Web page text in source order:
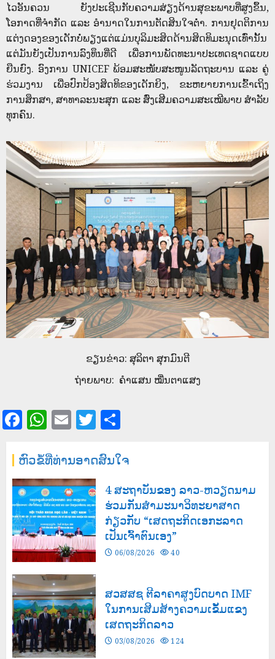
ໄວອັນຄວນ ຍັງປະເຊີນກັບຄວາມສ່ຽງດ້ານສຸຂະພາບທີ່ສູງຂຶ້ນ,
ໂອກາດທີ່ຈໍາກັດ ແລະ ອໍານາດໃນການຕັດສິນໃຈຕໍ່າ. ການ​ຢຸດຕິ​ການ​
ແຕ່ງດອງ​ຂອງ​ເດັກ​ບໍ່​ພຽງ​ແຕ່​ແມ່ນ​ບຸລິມະສິດ​ດ້ານ​ສິດທິ​ມະນຸດ​ເທົ່າ​ນັ້ນ
ແຕ່ມັນ​ຍັງ​ເປັນ​ການ​ລົງທຶນ​ທີ່​ດີ ​ເພື່ອ​ການພັດທະນາ​ປະ​ເທດ​ຊາດ​ແບບ​
ຍືນ​ຍົງ. ອົງການ UNICEF ພ້ອມສະໜັບສະໜູນລັດຖະບານ ແລະ ຄູ່
ຮ່ວມງານ ເພື່ອປົກປ້ອງສິດທິຂອງເດັກຍິງ, ຂະຫຍາຍການເຂົ້າເຖິງ
ການສຶກສາ, ສາທາລະນະສຸກ ແລະ ສົ່ງເສີມຄວາມສະເໝີພາບ ສຳລັບ
ທຸກຄົນ.
ຂຽນຂ່າວ: ສຸລິຕາ ສຸກມົນຕີ
ຖ່າຍພາບ: ຄໍາແສນ ໝື່ນຕາແສງ
Facebook
WhatsApp
EmailTwitter
ຫົວຂໍ້ທີ່ທ່ານອາດສົນໃຈ
4 ສະຖາບັນຂອງ ລາວ-ຫວຽດນາມ
ຮ່ວມກັນສໍາມະນາວິທະຍາສາດ
ກ່ຽວກັບ “ເສດຖະກິດເອກະລາດ
ເປັນເຈົ້າຕົນເອງ”
06/08/2026 40
ສວສສຊ ຕີລາຄາສູງບົດບາດ IMF
ໃນການເສີມສ້າງຄວາມເຂັ້ມແຂງ
ເສດຖະກິດລາວ
03/08/2026 124